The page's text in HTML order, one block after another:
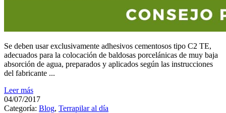
Se deben usar exclusivamente adhesivos cementosos tipo C2 TE,
adecuados para la colocación de baldosas porcelánicas de muy baja
absorción de agua, preparados y aplicados según las instrucciones
del fabricante ...
Leer más
04/07/2017
Categoría: Blog, Terrapilar al día